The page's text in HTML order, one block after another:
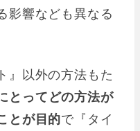
影響なども異なる
』以外の方法もた
とってどの方法が
とが目的で『タイ